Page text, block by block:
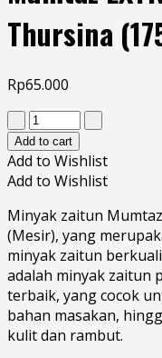
Thursina
Rp65.000
Add to cart
Add to Wishlist
Add to Wishlist
Minyak zaitun
(Mesir), yang
minyak zaitun
adalah minyak zaitun
terbaik, yang cocok
bahan masakan,
kulit dan rambut.